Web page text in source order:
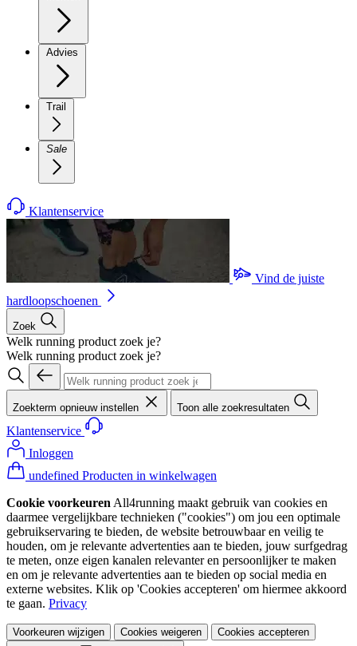
Advies
Trail
Sale
Klantenservice
Vind de juiste
hardloopschoenen
Zoek
Welk running product zoek je?
Welk running product zoek je?
Zoekterm opnieuw instellen Toon alle zoekresultaten
Klantenservice
Inloggen
undefined Producten in winkelwagen
Cookie voorkeuren All4running maakt gebruik van cookies en
daarmee vergelijkbare technieken ("cookies") om jou een optimale
gebruikservaring te bieden, de website betrouwbaar en veilig te
houden, om je relevante advertenties aan te bieden, jouw surfgedrag
te meten, onze eigen kanalen relevanter en persoonlijker te maken
en om je relevante advertenties aan te bieden op social media en
externe websites. Klik op 'Cookies accepteren' om hiermee akkoord
te gaan. Privacy
Voorkeuren wijzigen Cookies weigeren Cookies accepteren